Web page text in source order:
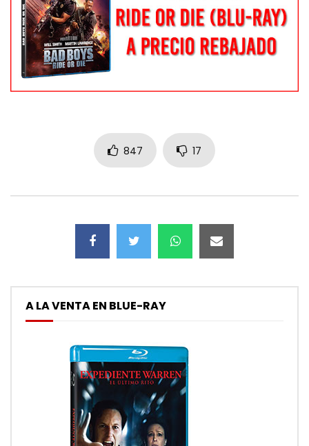
847 17
A LA VENTA EN BLUE-RAY